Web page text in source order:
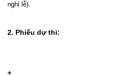
nghỉ lễ).
2. Phiếu dự thi:
+